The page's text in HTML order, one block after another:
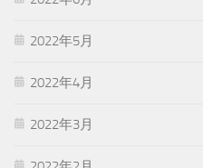
2022年5月
2022年4月
2022年3月